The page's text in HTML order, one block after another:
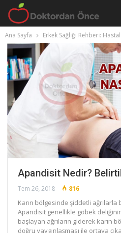
Ana Sayfa Erkek Sağlığı Rehberi:
Apandisit Nedir?
Tem 26, 2018 816
Karın bölgesinde şiddetli ağrılarla
Apandisit genellikle göbek
başlayan ağrıların giderek karın
doğru yaygınlaşması ile ortaya